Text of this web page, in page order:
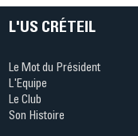
L'US CRÉTEIL
Le Mot du Président
L'Equipe
Le Club
Son Histoire